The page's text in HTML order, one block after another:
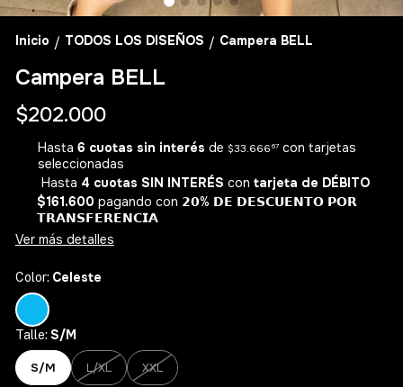
Inicio / TODOS LOS DISEÑOS / Campera BELL
Campera BELL
$202.000
Hasta6 cuotas sin interés de $33.666 67 con tarjetas
seleccionadas
Hasta 4 cuotas SIN INTERÉS con tarjeta de DÉBITO
$161.600 pagando con 𝟮𝟬% 𝗗𝗘 𝗗𝗘𝗦𝗖𝗨𝗘𝗡𝗧𝗢 𝗣𝗢𝗥
𝗧𝗥𝗔𝗡𝗦𝗙𝗘𝗥𝗘𝗡𝗖𝗜𝗔
Ver más detalles
Color: Celeste
Talle: S/M
S/M L/XL XXL